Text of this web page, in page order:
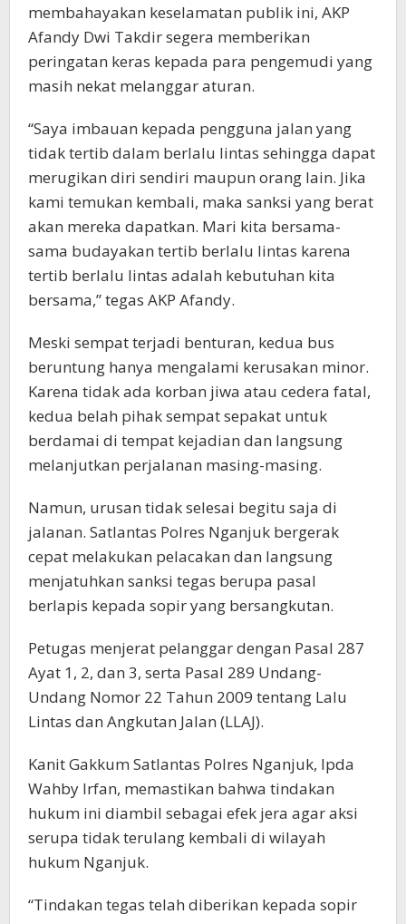
membahayakan keselamatan publik ini, AKP
Afandy Dwi Takdir segera memberikan
peringatan keras kepada para pengemudi yang
masih nekat melanggar aturan.
“Saya imbauan kepada pengguna jalan yang
tidak tertib dalam berlalu lintas sehingga dapat
merugikan diri sendiri maupun orang lain. Jika
kami temukan kembali, maka sanksi yang berat
akan mereka dapatkan. Mari kita bersama-
sama budayakan tertib berlalu lintas karena
tertib berlalu lintas adalah kebutuhan kita
bersama,” tegas AKP Afandy.
Meski sempat terjadi benturan, kedua bus
beruntung hanya mengalami kerusakan minor.
Karena tidak ada korban jiwa atau cedera fatal,
kedua belah pihak sempat sepakat untuk
berdamai di tempat kejadian dan langsung
melanjutkan perjalanan masing-masing.
Namun, urusan tidak selesai begitu saja di
jalanan. Satlantas Polres Nganjuk bergerak
cepat melakukan pelacakan dan langsung
menjatuhkan sanksi tegas berupa pasal
berlapis kepada sopir yang bersangkutan.
Petugas menjerat pelanggar dengan Pasal 287
Ayat 1, 2, dan 3, serta Pasal 289 Undang-
Undang Nomor 22 Tahun 2009 tentang Lalu
Lintas dan Angkutan Jalan (LLAJ).
Kanit Gakkum Satlantas Polres Nganjuk, Ipda
Wahby Irfan, memastikan bahwa tindakan
hukum ini diambil sebagai efek jera agar aksi
serupa tidak terulang kembali di wilayah
hukum Nganjuk.
“Tindakan tegas telah diberikan kepada sopir